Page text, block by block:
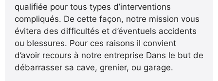
qualifiée pour tous types d’interventions
compliqués. De cette façon, notre mission vous
évitera des difficultés et d’éventuels accidents
ou blessures. Pour ces raisons il convient
d’avoir recours à notre entreprise Dans le but de
débarrasser sa cave, grenier, ou garage.